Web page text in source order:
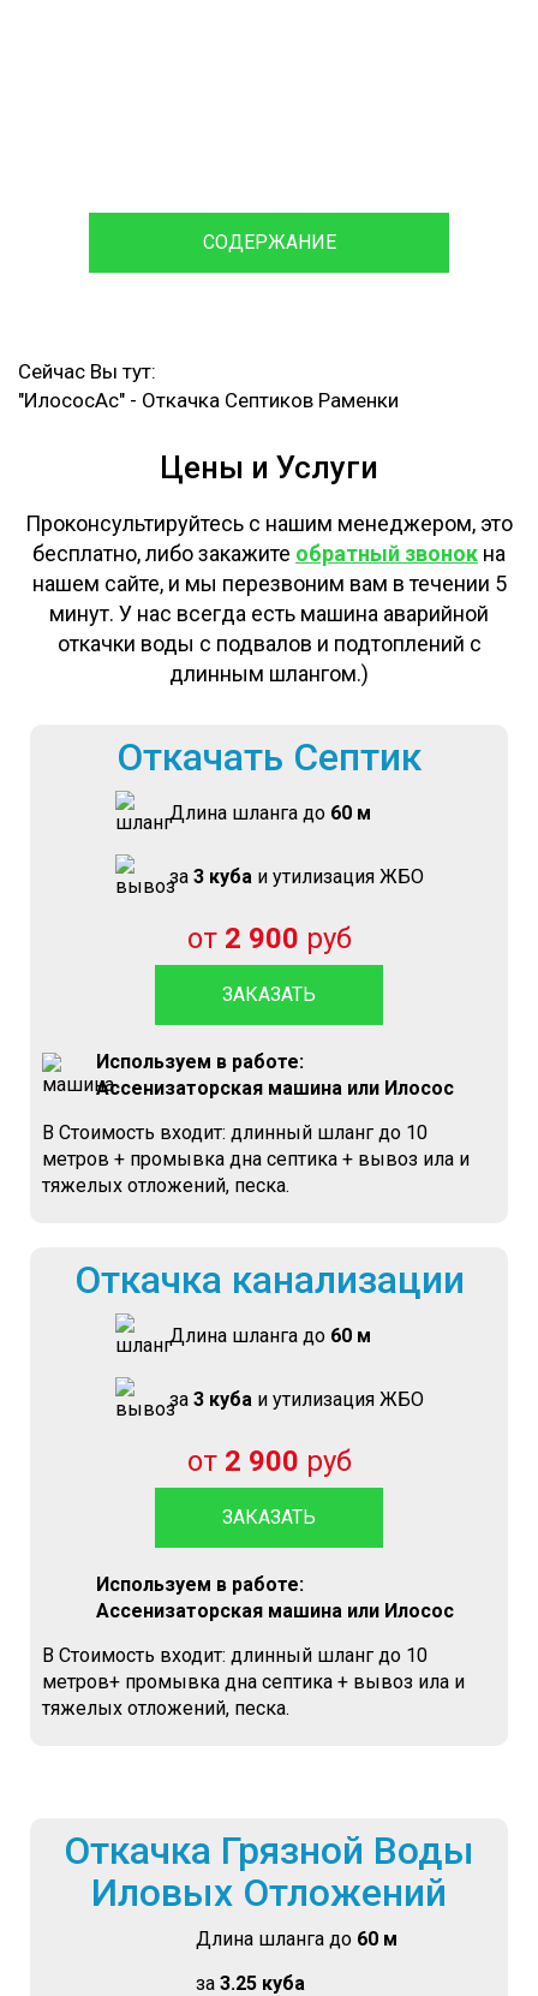
СОДЕРЖАНИЕ
Сейчас Вы тут:
"ИлососАс" - Откачка Септиков Раменки
Цены и Услуги
Проконсультируйтесь с нашим менеджером, это
бесплатно, либо закажите обратный звонок на
нашем сайте, и мы перезвоним вам в течении 5
минут. У нас всегда есть машина аварийной
откачки воды с подвалов и подтоплений с
длинным шлангом.)
Откачать Септик
Длина шланга до 60 м
за 3 кубаи утилизация ЖБО
от 2 900 руб
ЗАКАЗАТЬ
Используем в работе:
Ассенизаторская машина или Илосос
В Стоимость входит: длинный шланг до 10
метров + промывка дна септика + вывоз ила и
тяжелых отложений, песка.
Откачка канализации
Длина шланга до 60 м
за 3 кубаи утилизация ЖБО
от 2 900 руб
ЗАКАЗАТЬ
Используем в работе:
Ассенизаторская машина или Илосос
В Стоимость входит: длинный шланг до 10
метров+ промывка дна септика + вывоз ила и
тяжелых отложений, песка.
Откачка Грязной Воды
Иловых Отложений
Длина шланга до 60 м
за 3.25 куба